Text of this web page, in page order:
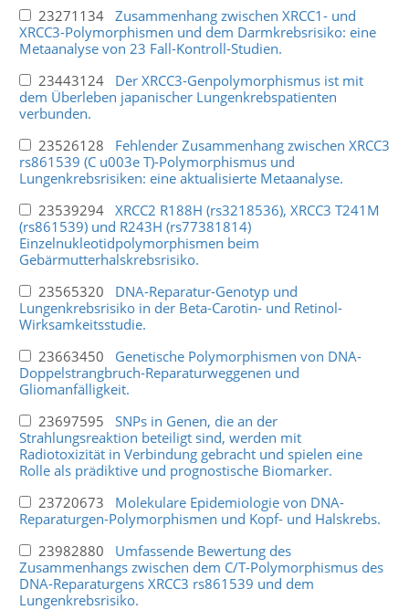
23271134 Zusammenhang zwischen XRCC1- und
XRCC3-Polymorphismen und dem Darmkrebsrisiko: eine
Metaanalyse von 23 Fall-Kontroll-Studien.
23443124 Der XRCC3-Genpolymorphismus ist mit
dem Überleben japanischer Lungenkrebspatienten
verbunden.
23526128 Fehlender Zusammenhang zwischen XRCC3
rs861539 (C u003e T)-Polymorphismus und
Lungenkrebsrisiken: eine aktualisierte Metaanalyse.
23539294 XRCC2 R188H (rs3218536), XRCC3 T241M
(rs861539) und R243H (rs77381814)
Einzelnukleotidpolymorphismen beim
Gebärmutterhalskrebsrisiko.
23565320 DNA-Reparatur-Genotyp und
Lungenkrebsrisiko in der Beta-Carotin- und Retinol-
Wirksamkeitsstudie.
23663450 Genetische Polymorphismen von DNA-
Doppelstrangbruch-Reparaturweggenen und
Gliomanfälligkeit.
23697595 SNPs in Genen, die an der
Strahlungsreaktion beteiligt sind, werden mit
Radiotoxizität in Verbindung gebracht und spielen eine
Rolle als prädiktive und prognostische Biomarker.
23720673 Molekulare Epidemiologie von DNA-
Reparaturgen-Polymorphismen und Kopf- und Halskrebs.
23982880 Umfassende Bewertung des
Zusammenhangs zwischen dem C/T-Polymorphismus des
DNA-Reparaturgens XRCC3 rs861539 und dem
Lungenkrebsrisiko.